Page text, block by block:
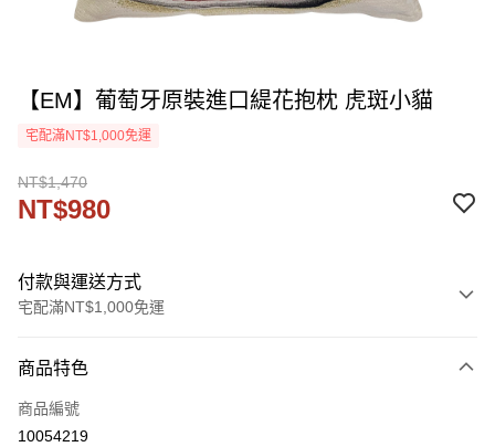
【EM】葡萄牙原裝進口緹花抱枕 虎斑小貓
宅配滿NT$1,000免運
NT$1,470
NT$980
付款與運送方式
宅配滿NT$1,000免運
信用卡一次付款
信用卡分期付款
商品特色
商品編號
10054219